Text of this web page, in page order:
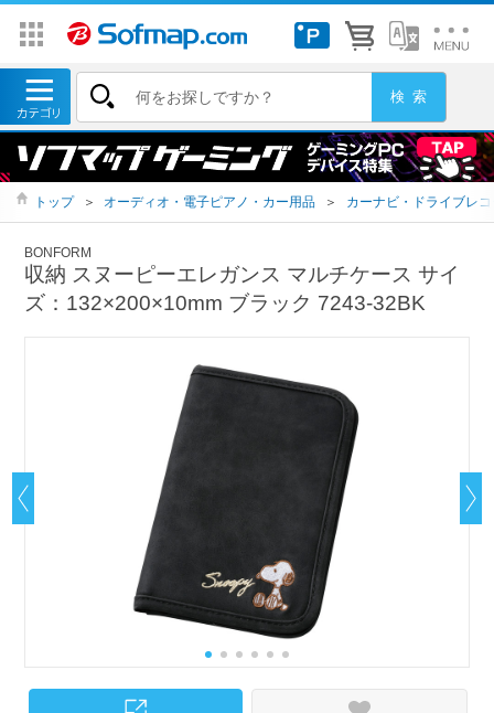
トップ ＞ オーディオ・電子ピアノ・カー用品 ＞ カーナビ・ドライブレ
BONFORM
収納 スヌーピーエレガンス マルチケース サイ
ズ：132×200×10mm ブラック 7243-32BK